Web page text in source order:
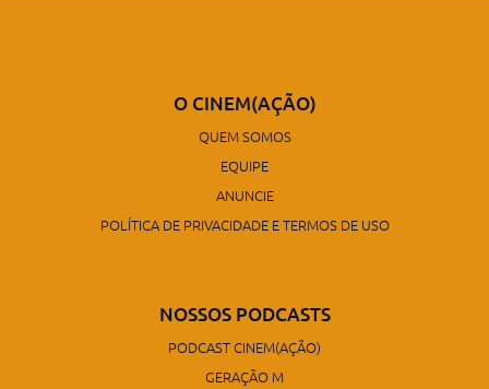
O CINEM(AÇÃO)
QUEM SOMOS
EQUIPE
ANUNCIE
POLÍTICA DE PRIVACIDADE E TERMOS DE USO
NOSSOS PODCASTS
PODCAST CINEM(AÇÃO)
GERAÇÃO M